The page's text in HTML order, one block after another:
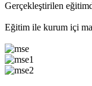
Gerçekleştirilen
Eğitim ile kurum içi